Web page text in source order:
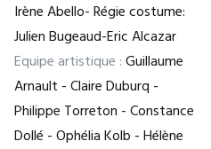
Irène Abello- Régie costume:
Julien Bugeaud-Eric Alcazar
Equipe artistique :Guillaume
Arnault - Claire Duburq -
Philippe Torreton - Constance
Dollé - Ophélia Kolb - Hélène